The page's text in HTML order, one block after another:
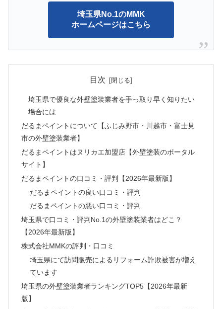
埼玉県No.1のMMK
ホームページはこちら
目次
埼玉県で優良な外壁塗装業者を手っ取り早く知りたい
場合には
だるまペイントについて【ふじみ野市・川越市・富士見
市の外壁塗装業者】
だるまペイントはヌリカエ加盟店【外壁塗装のポータル
サイト】
だるまペイントの口コミ・評判【2026年最新版】
だるまペイントの良い口コミ・評判
だるまペイントの悪い口コミ・評判
埼玉県で口コミ・評判No.1の外壁塗装業者はどこ？
【2026年最新版】
株式会社MMKの評判・口コミ
埼玉県にて訪問販売によるリフォーム詐欺被害が増え
ています
埼玉県の外壁塗装業者ランキングTOP5【2026年最新
版】